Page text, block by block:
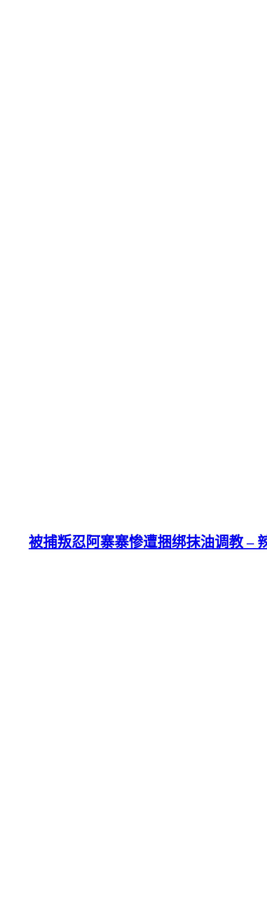
被捕叛忍阿寨寨惨遭捆绑抹油调教 –